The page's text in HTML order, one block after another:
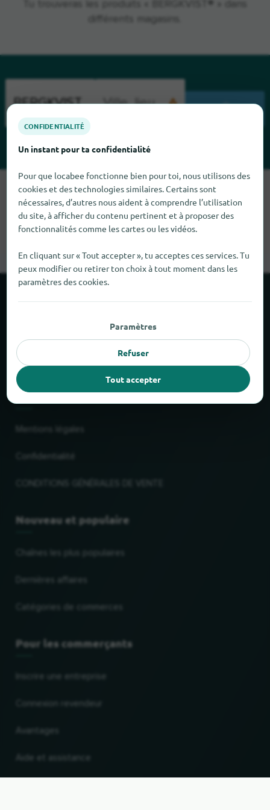
Tu trouveras les produits « BERGKVIST® » dans
Malheureusement, nous ne pouvons pas trouver BERGKVIST
pour le moment. Si tu sais où trouver BERGKVIST ici, nous
serions heureux que tu nous le dises.
À propos de locabee
Partenaires
Mentions légales
Nouveau et populaire
Pour les commerçants
Avantages
CONFIDENTIALITÉ
Un instant pour ta confidentialité
Pour que locabee fonctionne bien pour toi, nous utilisons des
cookies et des technologies similaires. Certains sont
nécessaires, d’autres nous aident à comprendre l’utilisation
du site, à afficher du contenu pertinent et à proposer des
fonctionnalités comme les cartes ou les vidéos.
En cliquant sur « Tout accepter », tu acceptes ces services. Tu
peux modifier ou retirer ton choix à tout moment dans les
paramètres des cookies.
Paramètres
Refuser
Tout accepter